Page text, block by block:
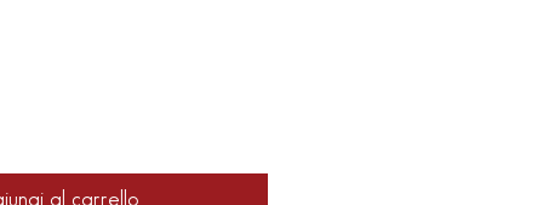
al carrello